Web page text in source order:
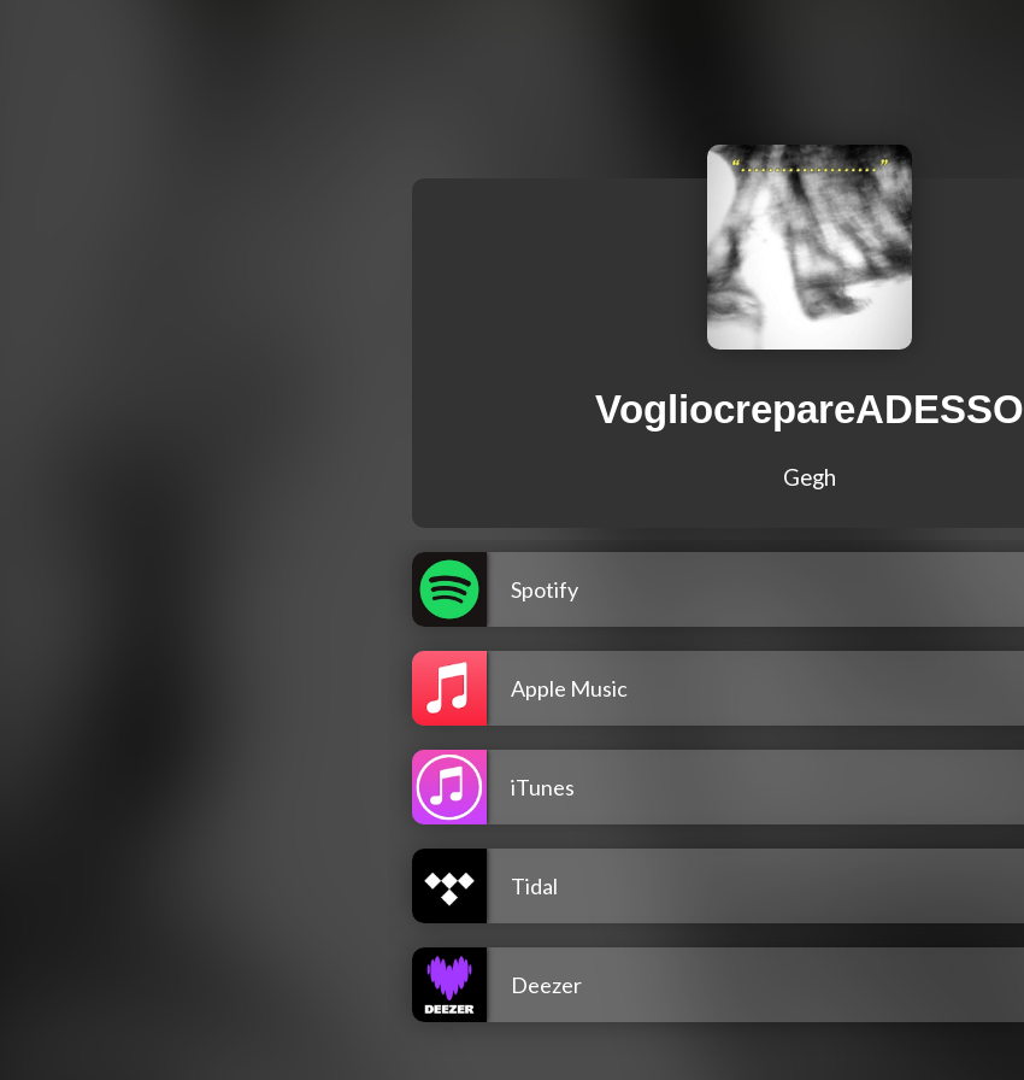
VogliocrepareADESSO
Gegh
Spotify
Apple Music
iTunes
Tidal
Deezer